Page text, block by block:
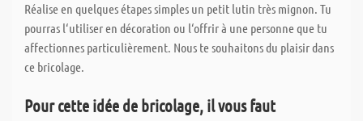
Réalise en quelques étapes simples un petit lutin très mignon. Tu
pourras l‘utiliser en décoration ou l‘offrir à une personne que tu
affectionnes particulièrement. Nous te souhaitons du plaisir dans
ce bricolage.
Pour cette idée de bricolage, il vous faut